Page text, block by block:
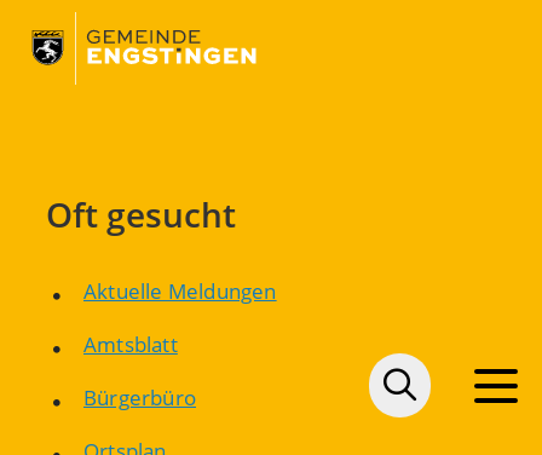
Oft gesucht
Aktuelle Meldungen
Amtsblatt
Bürgerbüro